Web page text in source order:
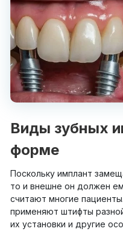
Виды зубных
форме
Поскольку имплант
то и внешне он должен
считают многие
применяют штифты
их установки и другие